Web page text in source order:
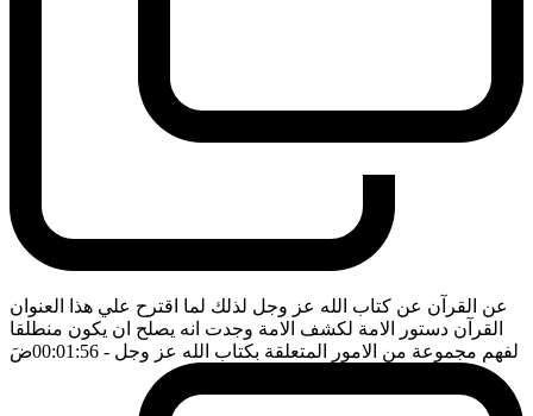
عن القرآن عن كتاب الله عز وجل لذلك لما اقترح علي هذا العنوان
القرآن دستور الامة لكشف الامة وجدت انه يصلح ان يكون منطلقا
لفهم مجموعة من الامور المتعلقة بكتاب الله عز وجل - 00:01:56 ضَ